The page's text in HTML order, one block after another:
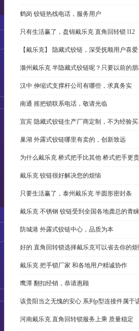
鹤岗 铰链热线电话，服务用户
只有生活赢了，盘锦戴乐克 直角回转锁 l12
【戴乐克】 隐藏式铰链，深受抚顺用户喜
滁州戴乐克 半隐藏式铰链呢？只要以前的
汉中 伸缩式支撑杆公司有哪些，求真务实
南通 摇把锁联系电话，敬请光临
宜宾 隐藏式铰链生产厂商定制，不为经验
巢湖 外露式铰链哪里有卖的，创新致远
为什么戴乐克 桥式把手比其他 桥式把手更
戴乐克 铰链很好解决您的烦恼
只要生活赢了，泰州戴乐克 半圆形密封条
戴乐克 不锈钢 铰链受到全国各地龚总的青睐
防城港 外露式铰链中心，品质为本
好的 直角回转锁选择戴乐克可以省去你的
戴乐克 把手锁厂家 和各地用户精诚协作
鹰潭 翻扣经销，恭请惠顾
该贵阳当之无愧的安心 系列p型连接件属于
河南戴乐克 直角回转锁服务上乘 质量稳定